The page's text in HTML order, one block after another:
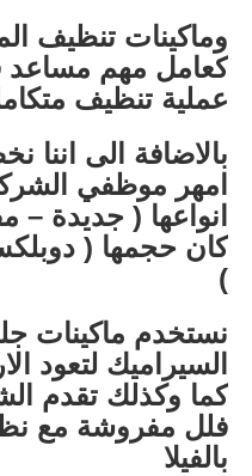
وماكينات تنظيف
كعامل مهم مساعد
عملية تنظيف
بالاضافة الى
امهر موظفي
انواعها ( جديدة
كان حجمها (
)
نستخدم ماكينات
السيراميك لتعود
كما وكذلك تقدم
فلل مفروشة مع
بالفيلا